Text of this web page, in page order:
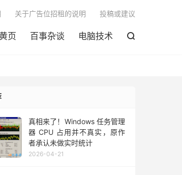
页 百事杂谈 电脑技术 
关于广告位招租的说明 投稿或建议
真相来了！Windows 任务管理
器 CPU 占用并不真实，原作
者承认未做实时统计
2026-04-21